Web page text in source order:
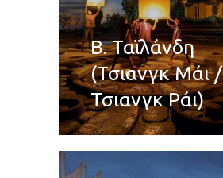
Β. Ταϊλάνδη
(Τσιανγκ Μάι /
Τσιανγκ Ράι)